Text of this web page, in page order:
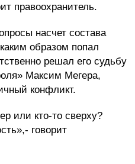
правоохранитель.
насчет состава
образом попал
решал его судьбу
Максим Мегера,
конфликт.
или кто-то сверху?
говорит